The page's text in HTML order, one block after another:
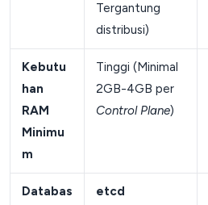
Tergantung
distribusi)
Kebutu
han
RAM
Minimu
m
Tinggi (Minimal
2GB-4GB per
Control Plane)
Databas
etcd